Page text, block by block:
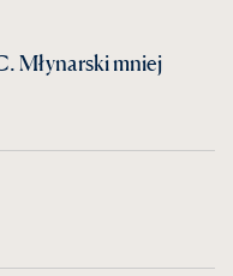
Młynarski mniej